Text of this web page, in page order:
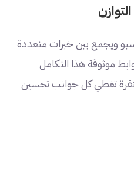
ويجمع بين خبرات متعددة
موثوقة هذا التكامل
تغطي كل جوانب تحسين